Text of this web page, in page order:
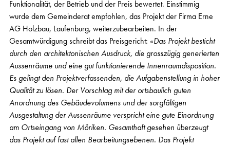
Funktionalität, der Betrieb und der Preis bewertet. Einstimmig
wurde dem Gemeinderat empfohlen, das Projekt der Firma Erne
AG Holzbau, Laufenburg, weiterzubearbeiten. In der
Gesamtwürdigung schreibt das Preisgericht: «Das Projekt besticht
durch den architektonischen Ausdruck, die grosszügig generierten
Aussenräume und eine gut funktionierende Innenraumdisposition.
Es gelingt den Projektverfassenden, die Aufgabenstellung in hoher
Qualität zu lösen. Der Vorschlag mit der ortsbaulich guten
Anordnung des Gebäudevolumens und der sorgfältigen
Ausgestaltung der Aussenräume verspricht eine gute Einordnung
am Ortseingang von Möriken. Gesamthaft gesehen überzeugt
das Projekt auf fast allen Bearbeitungsebenen. Das Projekt